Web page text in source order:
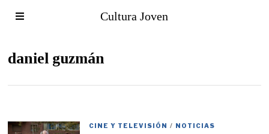
Cultura Joven
daniel guzmán
CINE Y TELEVISIÓN / NOTICIAS